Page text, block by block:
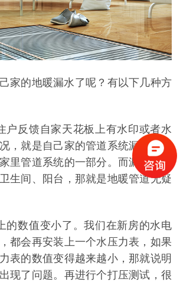
家的地暖漏水了呢？有以下几种方
户反馈自家天花板上有水印或者水
，就是自己家的管道系统漏水无疑
里管道系统的一部分。而漏水位置
生间、阳台，那就是地暖管道无疑
的数值变小了。我们在新房的水电
都会再安装上一个水压力表，如果
表的数值变得越来越小，那就说明
现了问题。再进行个打压测试，很